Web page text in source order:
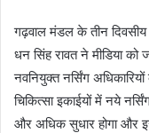
गढ़वाल मंडल के तीन
धन सिंह रावत ने मीडिया को
नवनियुक्त नर्सिंग
चिकित्सा इकाईयों में नये
और अधिक सुधार होगा और